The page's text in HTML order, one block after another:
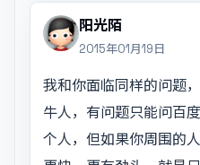
阳光陌
2015年01月19日
我和你面临同样的问题
牛人，有问题只能问百
个人，但如果你周围的